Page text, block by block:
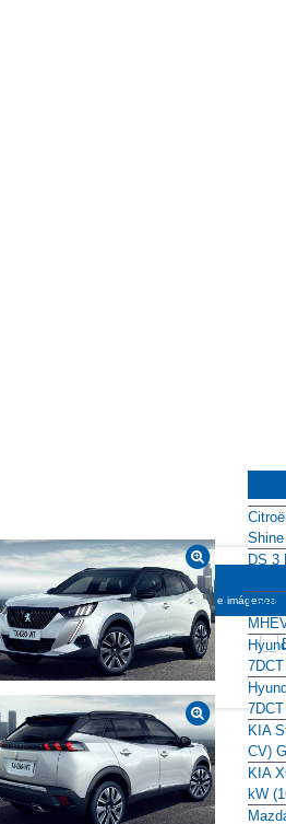
BUSCADOR
informaciones, fichas e imágenes
DS
2024)
Ford
KIA
CV)
KIA
kW